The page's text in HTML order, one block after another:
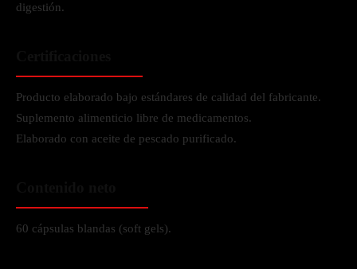
digestión.
Producto elaborado bajo estándares de calidad del fabricante.
Suplemento alimenticio libre de medicamentos.
Elaborado con aceite de pescado purificado.
60 cápsulas blandas (soft gels).